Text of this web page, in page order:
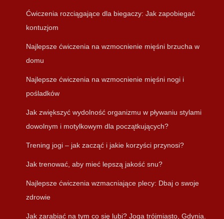
Ćwiczenia rozciągające dla biegaczy: Jak zapobiegać
kontuzjom
Najlepsze ćwiczenia na wzmocnienie mięśni brzucha w
domu
Najlepsze ćwiczenia na wzmocnienie mięśni nogi i
pośladków
Jak zwiększyć wydolność organizmu w pływaniu stylami
dowolnym i motylkowym dla początkujących?
Trening jogi – jak zacząć i jakie korzyści przynosi?
Jak trenować, aby mieć lepszą jakość snu?
Najlepsze ćwiczenia wzmacniające plecy: Dbaj o swoje
zdrowie
Jak zarabiać na tym co się lubi? Joga trójmiasto, Gdynia.